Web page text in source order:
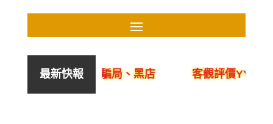
最新快報
、呃人、騙局、黑店 客觀評價YYLam林溢欣